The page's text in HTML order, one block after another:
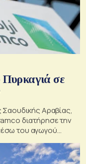
σε
Σαουδικής Αραβίας,
διατήρησε την
του αγωγού